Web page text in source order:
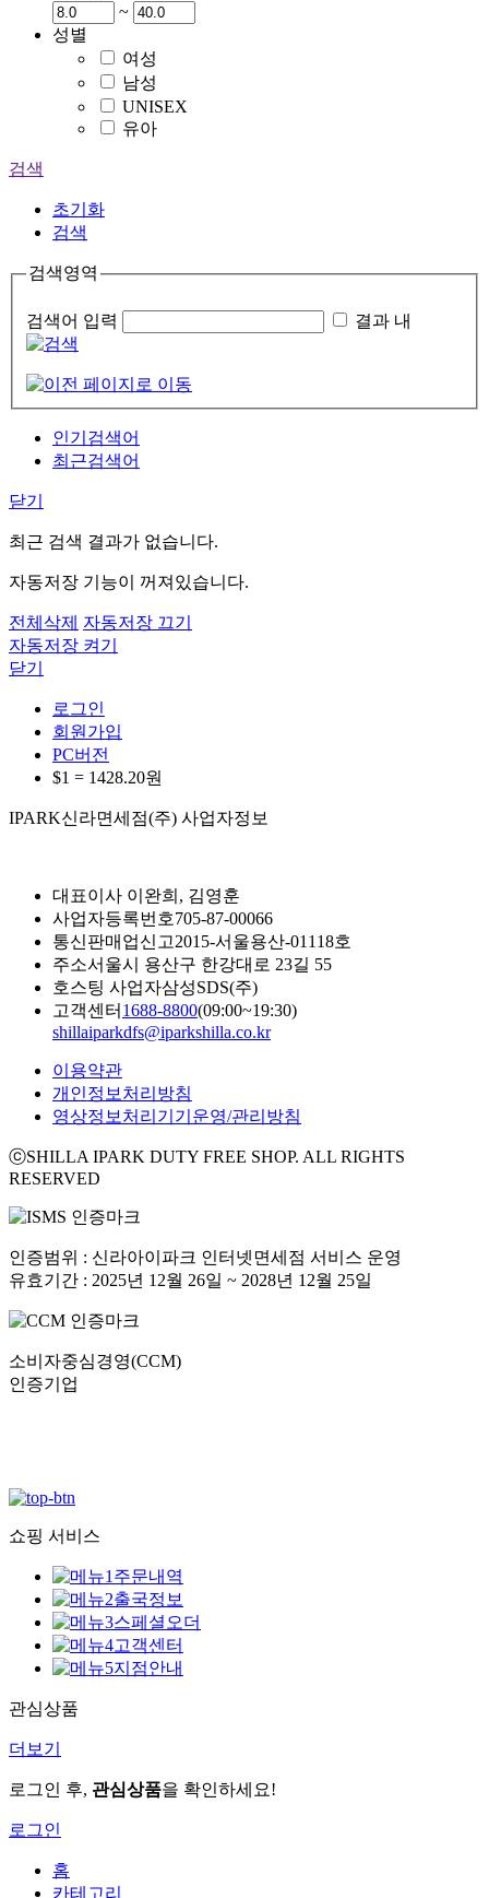
~
성별
여성
남성
UNISEX
유아
검색
초기화
검색
검색영역
검색어 입력 결과 내
인기검색어
최근검색어
닫기
최근 검색 결과가 없습니다.
자동저장 기능이 꺼져있습니다.
전체삭제 자동저장 끄기
자동저장 켜기
닫기
로그인
회원가입
PC버전
$1 = 1428.20원
IPARK신라면세점(주) 사업자정보
대표이사 이완희, 김영훈
사업자등록번호705-87-00066
통신판매업신고2015-서울용산-01118호
주소서울시 용산구 한강대로 23길 55
호스팅 사업자삼성SDS(주)
고객센터 1688-8800(09:00~19:30)
shillaiparkdfs@iparkshilla.co.kr
이용약관
개인정보처리방침
영상정보처리기기운영/관리방침
ⓒSHILLA IPARK DUTY FREE SHOP. ALL RIGHTS
RESERVED
인증범위 : 신라아이파크 인터넷면세점 서비스 운영
유효기간 : 2025년 12월 26일 ~ 2028년 12월 25일
소비자중심경영(CCM)
인증기업
쇼핑 서비스
주문내역
출국정보
스페셜오더
고객센터
지점안내
관심상품
더보기
로그인 후, 관심상품을 확인하세요!
로그인
홈
카테고리